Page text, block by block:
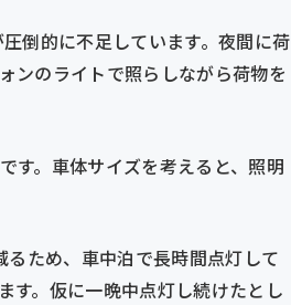
倒的に不足しています。夜間に荷
ンのライトで照らしながら荷物を
す。車体サイズを考えると、照明
ため、車中泊で長時間点灯して
す。仮に一晩中点灯し続けたとし